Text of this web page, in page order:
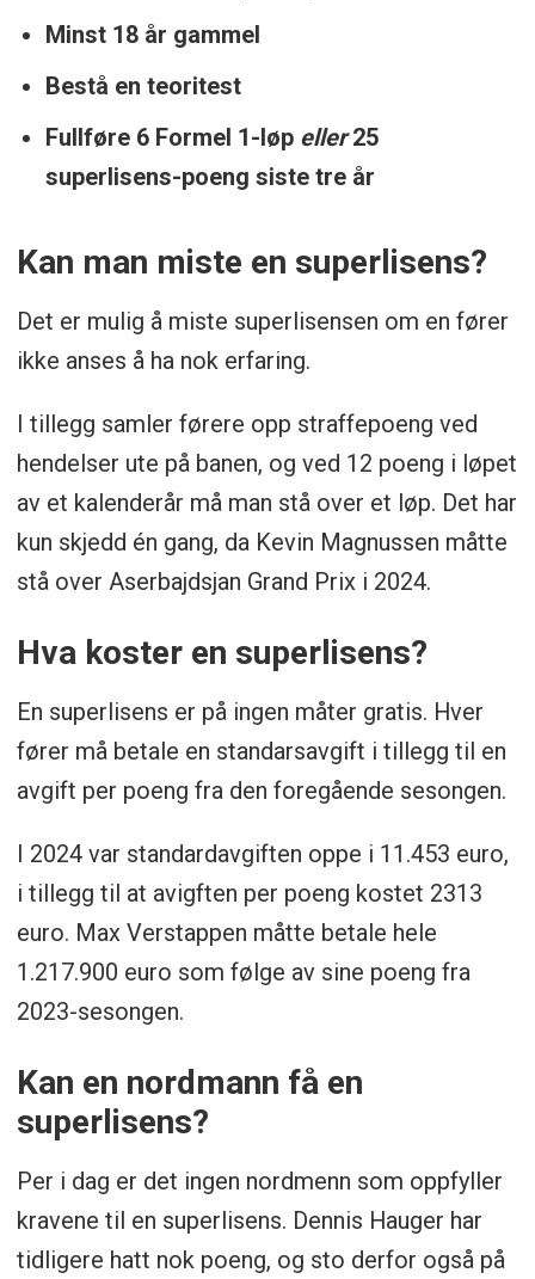
Minst 18 år gammel
Bestå en teoritest
Fullføre 6 Formel 1-løp eller25
superlisens-poeng siste tre år
Kan man miste en superlisens?
Det er mulig å miste superlisensen om en fører
ikke anses å ha nok erfaring.
I tillegg samler førere opp straffepoeng ved
hendelser ute på banen, og ved 12 poeng i løpet
av et kalenderår må man stå over et løp. Det har
kun skjedd én gang, da Kevin Magnussen måtte
stå over Aserbajdsjan Grand Prix i 2024.
Hva koster en superlisens?
En superlisens er på ingen måter gratis. Hver
fører må betale en standarsavgift i tillegg til en
avgift per poeng fra den foregående sesongen.
I 2024 var standardavgiften oppe i 11.453 euro,
i tillegg til at avigften per poeng kostet 2313
euro. Max Verstappen måtte betale hele
1.217.900 euro som følge av sine poeng fra
2023-sesongen.
Kan en nordmann få en
superlisens?
Per i dag er det ingen nordmenn som oppfyller
kravene til en superlisens. Dennis Hauger har
tidligere hatt nok poeng, og sto derfor også på